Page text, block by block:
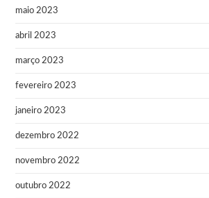
maio 2023
abril 2023
março 2023
fevereiro 2023
janeiro 2023
dezembro 2022
novembro 2022
outubro 2022